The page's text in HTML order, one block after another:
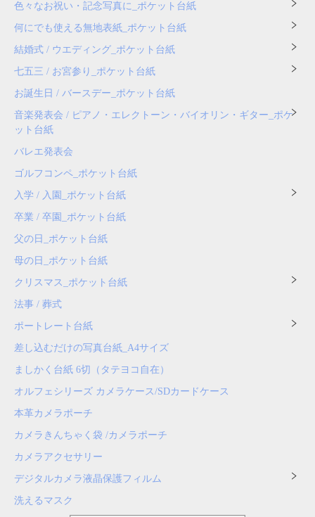
色々なお祝い・記念写真に_ポケット台紙
何にでも使える無地表紙_ポケット台紙
結婚式 / ウエディング_ポケット台紙
七五三 / お宮参り_ポケット台紙
お誕生日 / バースデー_ポケット台紙
音楽発表会 / ピアノ・エレクトーン・バイオリン・ギター_ポケ
ット台紙
バレエ発表会
ゴルフコンペ_ポケット台紙
入学 / 入園_ポケット台紙
卒業 / 卒園_ポケット台紙
父の日_ポケット台紙
母の日_ポケット台紙
クリスマス_ポケット台紙
法事 / 葬式
ポートレート台紙
差し込むだけの写真台紙_A4サイズ
ましかく台紙 6切（タテヨコ自在）
オルフェシリーズ カメラケース/SDカードケース
本革カメラポーチ
カメラきんちゃく袋 /カメラポーチ
カメラアクセサリー
デジタルカメラ液晶保護フィルム
洗えるマスク